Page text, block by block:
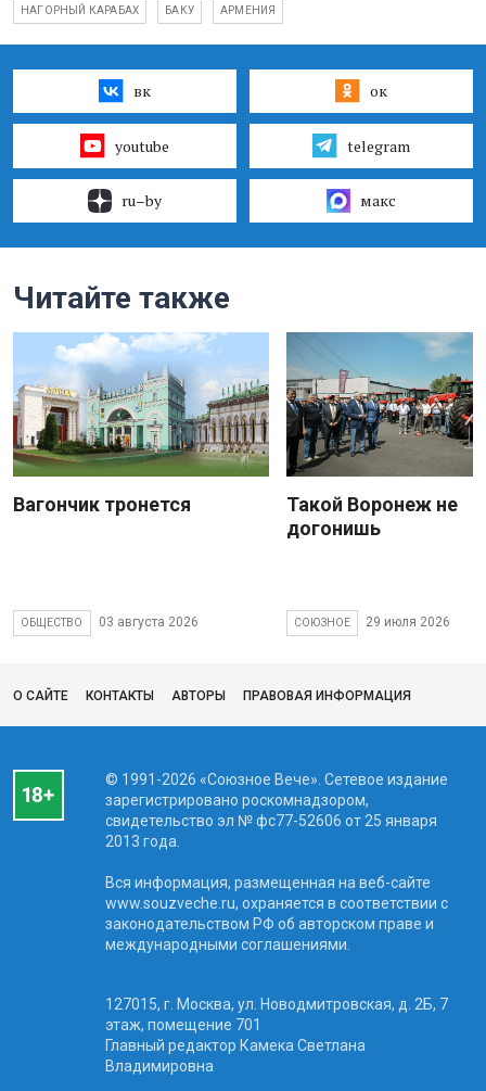
НАГОРНЫЙ КАРАБАХ БАКУ АРМЕНИЯ
вк ок
youtube telegram
ru–by макс
Читайте также
Вагончик тронется
ОБЩЕСТВО 03 августа 2026
Такой Воронеж не
догонишь
СОЮЗНОЕ 29 июля 2026
О САЙТЕ КОНТАКТЫ АВТОРЫ ПРАВОВАЯ ИНФОРМАЦИЯ
© 1991-2026 «Союзное Вече». Сетевое издание
зарегистрировано роскомнадзором,
свидетельство эл № фc77-52606 от 25 января
2013 года.
Вся информация, размещенная на веб-сайте
www.souzveche.ru, охраняется в соответствии с
законодательством РФ об авторском праве и
международными соглашениями.
127015, г. Москва, ул. Новодмитровская, д. 2Б, 7
этаж, помещение 701
Главный редактор Камека Светлана
Владимировна